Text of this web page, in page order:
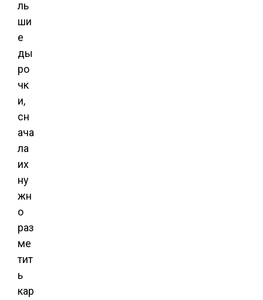
ль
ши
е
ды
ро
чк
и,
сн
ача
ла
их
ну
жн
о
раз
ме
тит
ь
кар